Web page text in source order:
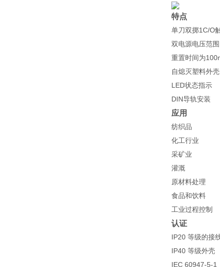
特点
单刀双掷1C/O
双电源电压范
重置时间为
自熄灭塑料外壳
LED状态指示
DIN导轨安装
应用
纺织品
化工行业
采矿业
灌溉
原材料处理
食品和饮料
工业过程控制
认证
IP20 等级的接
IP40 等级外壳
IEC 60947-5-1